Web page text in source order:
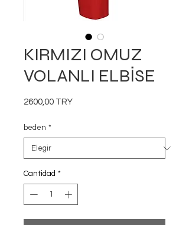
KIRMIZI OMUZ
VOLANLI ELBİSE
2600,00 TRYPrecio
beden *
Cantidad *